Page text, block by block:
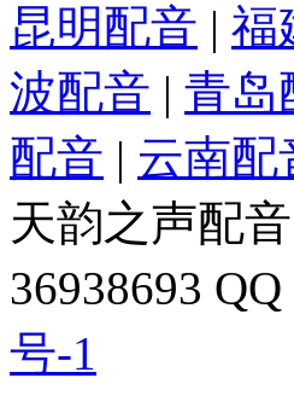
昆明配音 | 福
波配音 | 青岛
配音 | 云南配
天韵之声配
36938693
号-1